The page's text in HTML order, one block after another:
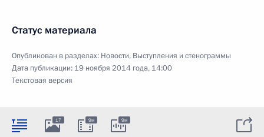
Статус материала
Опубликован в разделах: Новости, Выступления и стенограммы
Дата публикации: 19 ноября 2014 года, 14:00
Текстовая версия
17 9м 9м